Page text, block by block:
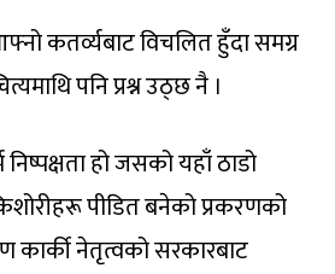
कतर्व्यबाट विचलित हुँदा समग्र
पनि प्रश्न उठ्छ नै ।
हो जसको यहाँ ठाडो
पीडित बनेको प्रकरणको
कार्की नेतृत्वको सरकारबाट